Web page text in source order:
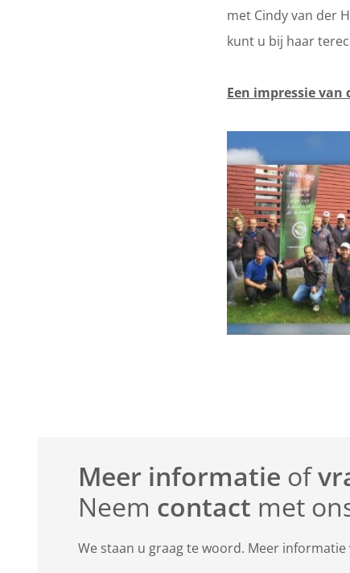
met Cindy van der
kunt u bij haar
Een impressie van
Meer informatie of
Neem contact met
We staan u graag te woord. Meer